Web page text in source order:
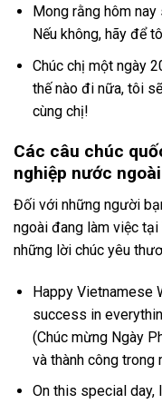
Mong rằng hôm nay
Nếu không, hãy để
Chúc chị một ngày
thế nào đi nữa, tôi
cùng chị!
Các câu chúc
nghiệp nước ngoài
Đối với những người
ngoài đang làm việc
những lời chúc yêu
Happy Vietnamese
success in
(Chúc mừng Ngày
và thành công trong
On this special